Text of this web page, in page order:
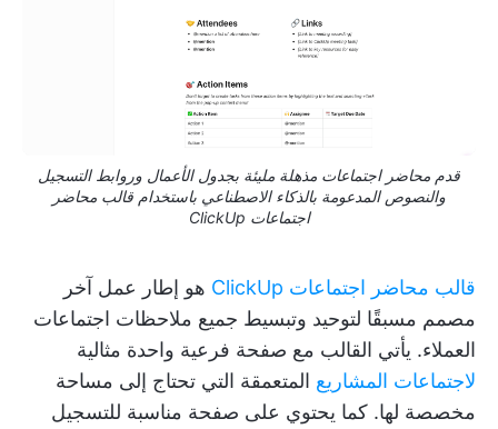
قدم محاضر اجتماعات مذهلة مليئة بجدول الأعمال وروابط التسجيل
والنصوص المدعومة بالذكاء الاصطناعي باستخدام قالب محاضر
اجتماعات ClickUp
قالب محاضر اجتماعات ClickUp
هو إطار عمل آخر
مصمم مسبقًا لتوحيد وتبسيط جميع ملاحظات اجتماعات
العملاء. يأتي القالب مع صفحة فرعية واحدة مثالية
لاجتماعات المشاريع المتعمقة التي تحتاج إلى مساحة
مخصصة لها. كما يحتوي على صفحة مناسبة للتسجيل